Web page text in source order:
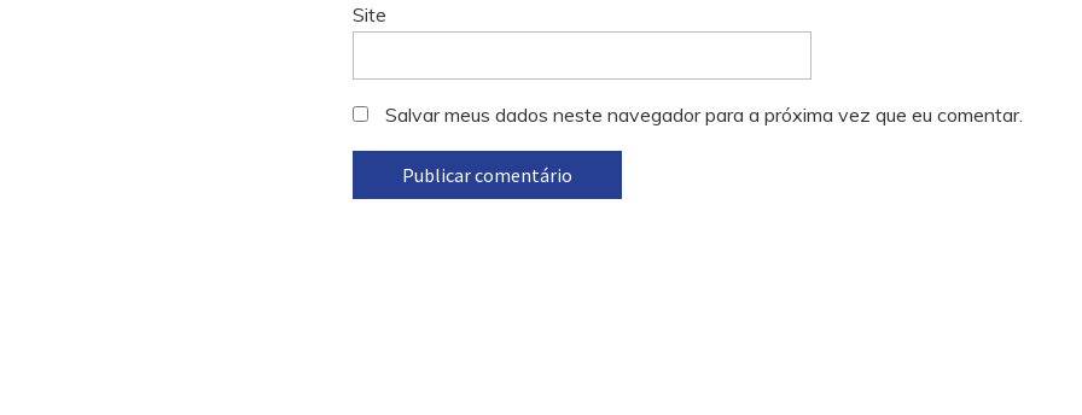
Site
Salvar meus dados neste navegador para a próxima vez que eu comentar.